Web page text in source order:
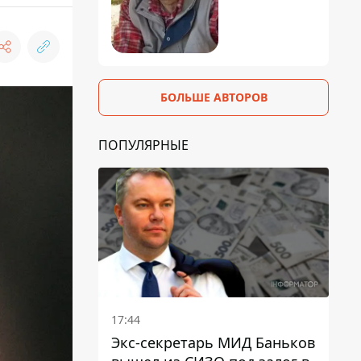
БОЛЬШЕ АВТОРОВ
ПОПУЛЯРНЫЕ
17:44
Экс-секретарь МИД Баньков